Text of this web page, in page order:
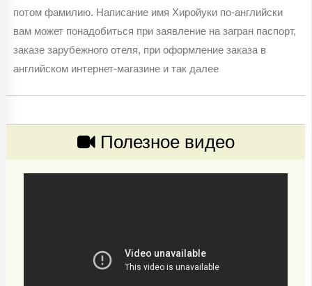
потом фамилию. Написание имя Хиройуки по-английски
вам может понадобиться при заявление на загран паспорт,
заказе зарубежного отеля, при оформление заказа в
английском интернет-магазине и так далее
Полезное видео